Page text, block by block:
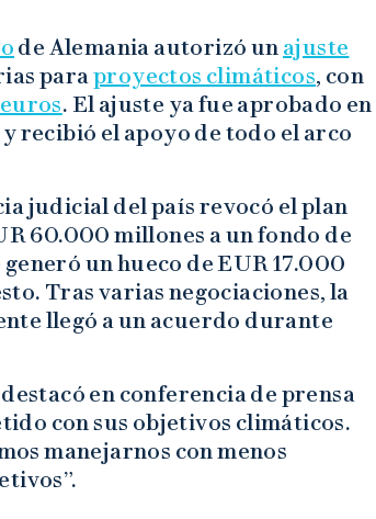
de Alemania autorizó un ajuste
paraproyectos climáticos, con
euros. El ajuste ya fue aprobado en
recibió el apoyo de todo el arco
judicial del país revocó el plan
60.000 millones a un fondo de
un hueco de EUR 17.000
Tras varias negociaciones, la
llegó a un acuerdo durante
en conferencia de prensa
con sus objetivos climáticos.
manejarnos con menos